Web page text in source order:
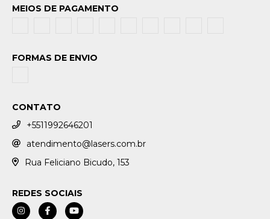
MEIOS DE PAGAMENTO
FORMAS DE ENVIO
CONTATO
+5511992646201
atendimento@lasers.com.br
Rua Feliciano Bicudo, 153
REDES SOCIAIS